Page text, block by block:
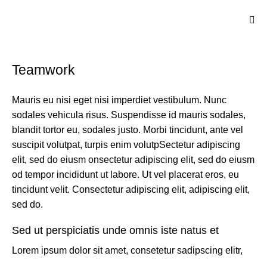
Teamwork
Mauris eu nisi eget nisi imperdiet vestibulum. Nunc
sodales vehicula risus. Suspendisse id mauris sodales,
blandit tortor eu, sodales justo. Morbi tincidunt, ante vel
suscipit volutpat, turpis enim volutpSectetur adipiscing
elit, sed do eiusm onsectetur adipiscing elit, sed do eiusm
od tempor incididunt ut labore. Ut vel placerat eros, eu
tincidunt velit. Consectetur adipiscing elit, adipiscing elit,
sed do.
Sed ut perspiciatis unde omnis iste natus et
Lorem ipsum dolor sit amet, consetetur sadipscing elitr,